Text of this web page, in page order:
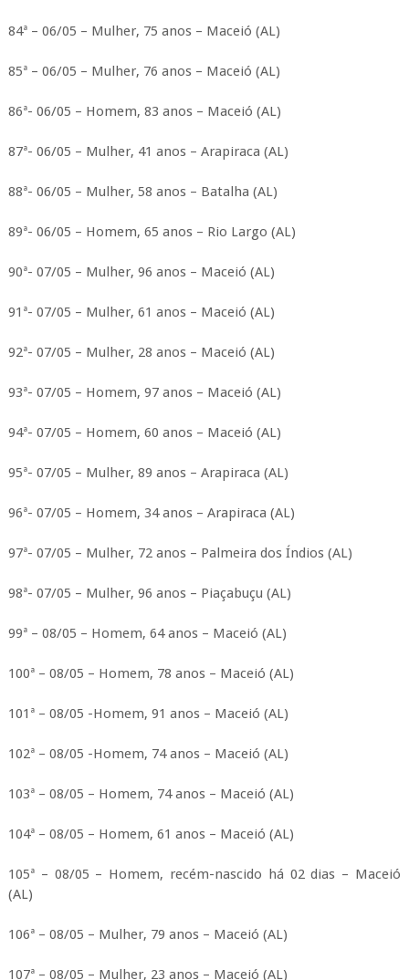
84ª – 06/05 – Mulher, 75 anos – Maceió (AL)
85ª – 06/05 – Mulher, 76 anos – Maceió (AL)
86ª- 06/05 – Homem, 83 anos – Maceió (AL)
87ª- 06/05 – Mulher, 41 anos – Arapiraca (AL)
88ª- 06/05 – Mulher, 58 anos – Batalha (AL)
89ª- 06/05 – Homem, 65 anos – Rio Largo (AL)
90ª- 07/05 – Mulher, 96 anos – Maceió (AL)
91ª- 07/05 – Mulher, 61 anos – Maceió (AL)
92ª- 07/05 – Mulher, 28 anos – Maceió (AL)
93ª- 07/05 – Homem, 97 anos – Maceió (AL)
94ª- 07/05 – Homem, 60 anos – Maceió (AL)
95ª- 07/05 – Mulher, 89 anos – Arapiraca (AL)
96ª- 07/05 – Homem, 34 anos – Arapiraca (AL)
97ª- 07/05 – Mulher, 72 anos – Palmeira dos Índios (AL)
98ª- 07/05 – Mulher, 96 anos – Piaçabuçu (AL)
99ª – 08/05 – Homem, 64 anos – Maceió (AL)
100ª – 08/05 – Homem, 78 anos – Maceió (AL)
101ª – 08/05 -Homem, 91 anos – Maceió (AL)
102ª – 08/05 -Homem, 74 anos – Maceió (AL)
103ª – 08/05 – Homem, 74 anos – Maceió (AL)
104ª – 08/05 – Homem, 61 anos – Maceió (AL)
105ª – 08/05 – Homem, recém-nascido há 02 dias – Maceió
(AL)
106ª – 08/05 – Mulher, 79 anos – Maceió (AL)
107ª – 08/05 – Mulher, 23 anos – Maceió (AL)